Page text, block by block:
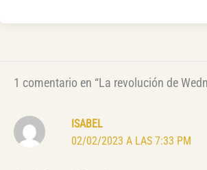
1 comentario en “La revolución de
ISABEL
02/02/2023 A LAS 7:33 PM